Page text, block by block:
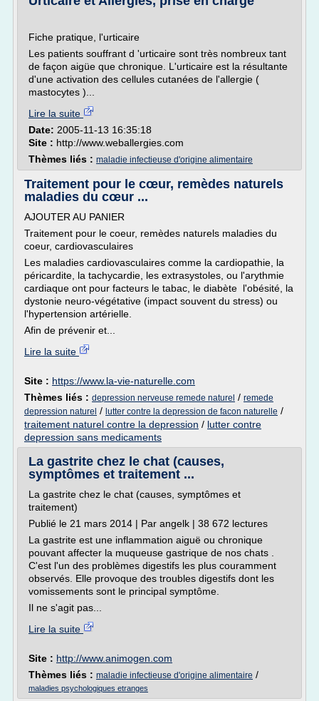
Fiche pratique, l'urticaire
Les patients souffrant d 'urticaire sont très nombreux tant
de façon aigüe que chronique. L'urticaire est la résultante
d'une activation des cellules cutanées de l'allergie (
mastocytes )...
Lire la suite
Date: 2005-11-13 16:35:18
Site : http://www.weballergies.com
Thèmes liés : maladie infectieuse d'origine alimentaire
Traitement pour le cœur, remèdes naturels
maladies du cœur ...
AJOUTER AU PANIER
Traitement pour le coeur, remèdes naturels maladies du
coeur, cardiovasculaires
Les maladies cardiovasculaires comme la cardiopathie, la
péricardite, la tachycardie, les extrasystoles, ou l'arythmie
cardiaque ont pour facteurs le tabac, le diabète l'obésité, la
dystonie neuro-végétative (impact souvent du stress) ou
l'hypertension artérielle.
Afin de prévenir et...
Lire la suite
Site : https://www.la-vie-naturelle.com
Thèmes liés : depression nerveuse remede naturel / remede
depression naturel / lutter contre la depression de facon naturelle /
traitement naturel contre la depression / lutter contre
depression sans medicaments
La gastrite chez le chat (causes,
symptômes et traitement ...
La gastrite chez le chat (causes, symptômes et
traitement)
Publié le 21 mars 2014 | Par angelk | 38 672 lectures
La gastrite est une inflammation aiguë ou chronique
pouvant affecter la muqueuse gastrique de nos chats .
C'est l'un des problèmes digestifs les plus couramment
observés. Elle provoque des troubles digestifs dont les
vomissements sont le principal symptôme.
Il ne s'agit pas...
Lire la suite
Site : http://www.animogen.com
Thèmes liés : maladie infectieuse d'origine alimentaire /
maladies psychologiques etranges